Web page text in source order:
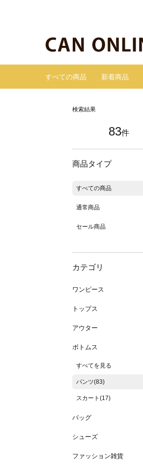
すべての商品 新着商品
検索結果
83件
商品タイプ
すべての商品
通常商品
セール商品
カテゴリ
ワンピース
トップス
アウター
ボトムス
すべてを見る
パンツ(83)
スカート(17)
バッグ
シューズ
ファッション雑貨